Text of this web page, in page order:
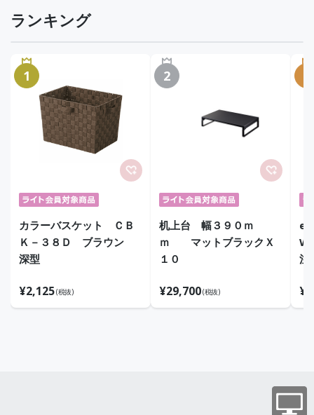
ランキング
カラーバスケット ＣＢ
Ｋ－３８Ｄ ブラウン
深型
¥2,125(税抜)
1
机上台 幅３９０ｍ
ｍ マットブラックＸ
１０
¥29,700(税抜)
2
e
注
¥